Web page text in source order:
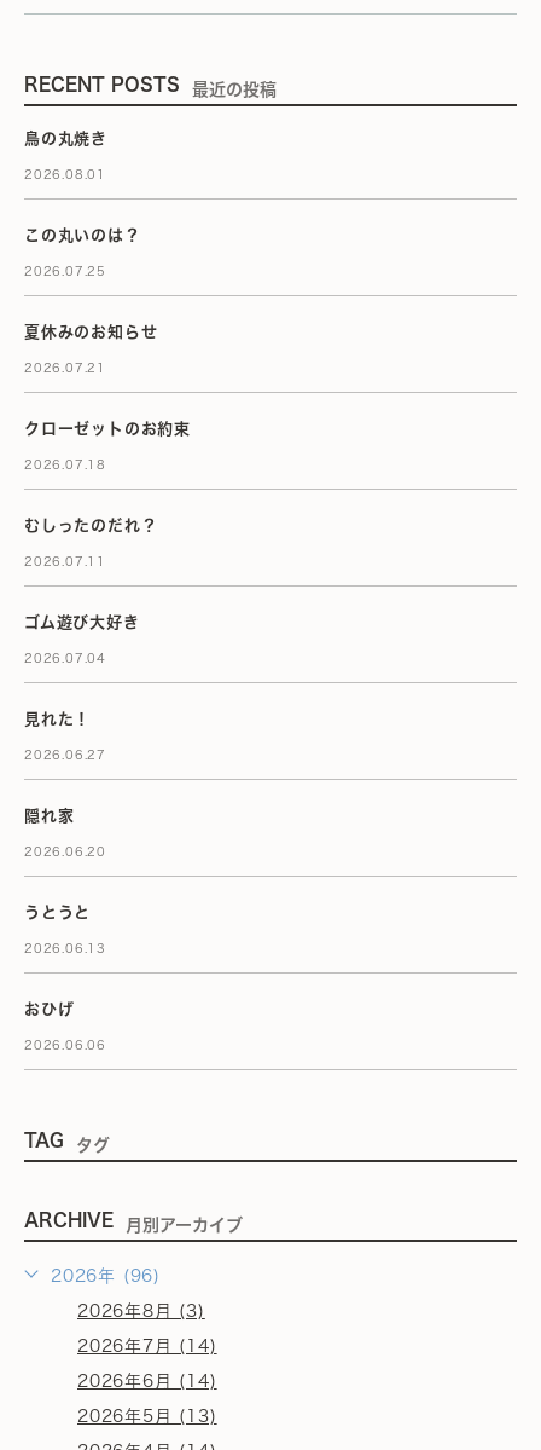
RECENT POSTS 最近の投稿
鳥の丸焼き
2026.08.01
この丸いのは？
2026.07.25
夏休みのお知らせ
2026.07.21
クローゼットのお約束
2026.07.18
むしったのだれ？
2026.07.11
ゴム遊び大好き
2026.07.04
見れた！
2026.06.27
隠れ家
2026.06.20
うとうと
2026.06.13
おひげ
2026.06.06
TAG タグ
ARCHIVE 月別アーカイブ
2026年 (96)
2026年8月 (3)
2026年7月 (14)
2026年6月 (14)
2026年5月 (13)